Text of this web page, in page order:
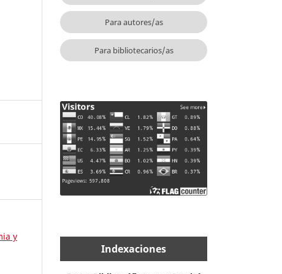
y
Para autores/as
Para bibliotecarios/as
Indexaciones